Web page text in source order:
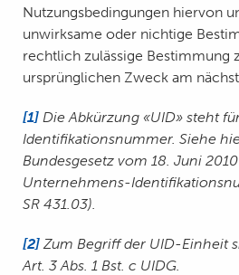
Nutzungsbedingungen hiervon
unwirksame oder nichtige
rechtlich zulässige Bestimmung
ursprünglichen Zweck am
[1] Die Abkürzung «UID» steht
Identifikationsnummer. Siehe
Bundesgesetz vom 18. Juni
Unternehmens-
SR 431.03).
[2] Zum Begriff der UID-Einheit
Art. 3 Abs. 1 Bst. c UIDG.